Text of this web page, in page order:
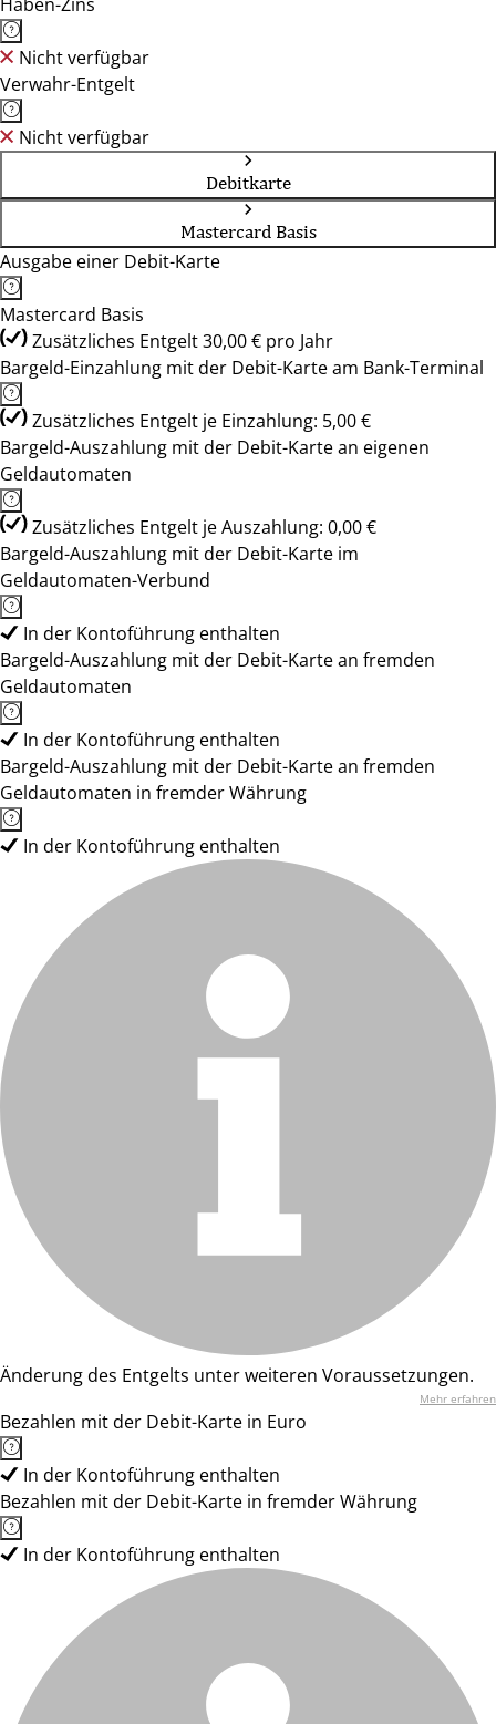
Nicht verfügbar
Verwahr-Entgelt
Nicht verfügbar
Debitkarte
Mastercard Basis
Ausgabe einer Debit-Karte
Mastercard Basis
Zusätzliches Entgelt 30,00 € pro Jahr
Bargeld-Einzahlung mit der Debit-Karte am Bank-Terminal
Zusätzliches Entgelt je Einzahlung: 5,00 €
Bargeld-Auszahlung mit der Debit-Karte an eigenen
Geldautomaten
Zusätzliches Entgelt je Auszahlung: 0,00 €
Bargeld-Auszahlung mit der Debit-Karte im
Geldautomaten-Verbund
In der Kontoführung enthalten
Bargeld-Auszahlung mit der Debit-Karte an fremden
Geldautomaten
In der Kontoführung enthalten
Bargeld-Auszahlung mit der Debit-Karte an fremden
Geldautomaten in fremder Währung
In der Kontoführung enthalten
Änderung des Entgelts unter weiteren Voraussetzungen.
Mehr erfahren
Bezahlen mit der Debit-Karte in Euro
In der Kontoführung enthalten
Bezahlen mit der Debit-Karte in fremder Währung
In der Kontoführung enthalten